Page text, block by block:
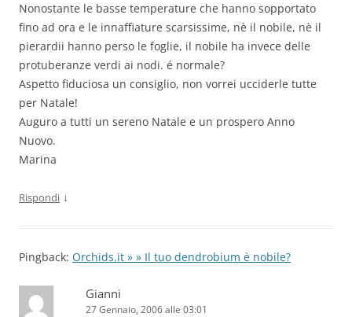
Nonostante le basse temperature che hanno sopportato
fino ad ora e le innaffiature scarsissime, nè il nobile, nè il
pierardii hanno perso le foglie, il nobile ha invece delle
protuberanze verdi ai nodi. é normale?
Aspetto fiduciosa un consiglio, non vorrei ucciderle tutte
per Natale!
Auguro a tutti un sereno Natale e un prospero Anno
Nuovo.
Marina
Rispondi ↓
Pingback: Orchids.it » » Il tuo dendrobium è nobile?
Gianni
27 Gennaio, 2006 alle 03:01